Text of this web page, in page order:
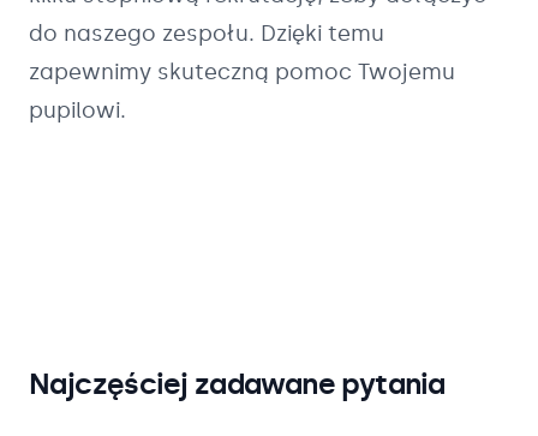
do naszego zespołu. Dzięki temu
zapewnimy skuteczną pomoc Twojemu
pupilowi.
Najczęściej zadawane pytania